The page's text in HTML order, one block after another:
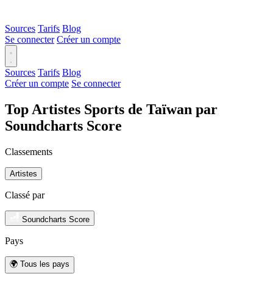
Sources Tarifs Blog
Se connecter Créer un compte
Sources Tarifs Blog
Créer un compte Se connecter
Top Artistes Sports de Taïwan par
Soundcharts Score
Classements
Artistes
Classé par
Soundcharts Score
Pays
🌍 Tous les pays